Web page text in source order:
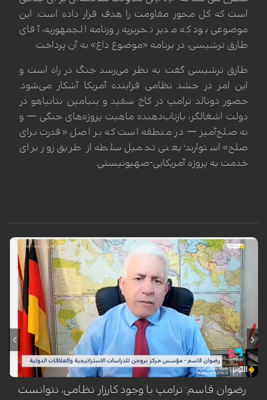
است که کل محور مقاومت را هدف قرار داده است. این
موضوعی بود که مدیر تحریریه روزنامه الجمهوریه، آقای
طارق ترشیسی، در برنامه «موضوع داغ» به آن پرداخت.
طارق ترشیسی گفت: به نظر می‌رسد جنگ در راه است و
این امر در حشد نظامی فزاینده آمریکا آشکار می‌شود.
حضور دونالد ترامپ در کاخ سفید و بنیامین نتانیاهو در
دولت اشغالگر، بازتاب‌دهنده ماهیت پروژه‌های جنگی — و
نه صلح‌آمیز — در منطقه است که بر اصل «قدرت برای
صلح» استوارند؛ یعنی تحمیل سلطه از طریق زور برای
خدمت به پروژه آمریکایی-صهیونیستی.
رضوان قاسم، بنیانگذار مرکز بروجن برای مطالعات راهبردی، در گفت‌وگو با
شبکه الکوثر تأکید کرد که تقویت نظامی گسترده آمریکا در منطقه با هدف
فشار روانی و سیاسی بر ایران انجام شده، اما واشنگتن به دلیل هشدار
کارشناسان درباره تبدیل هرگونه درگیری به جنگی فرسایشی و طولانی‌مدت،
تمایل واقعی برای ورود به جنگ ندارد.
رضوان قاسم: ترامپ با وجود کارزار نظامی، نتوانست